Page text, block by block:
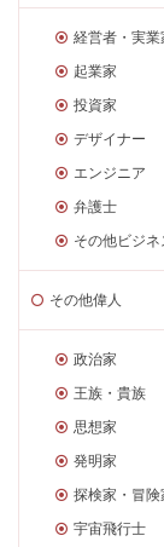
経営者・実業
起業家
投資家
デザイナー
エンジニア
弁護士
その他ビジネ
その他偉人
政治家
王族・貴族
思想家
発明家
探検家・冒険
宇宙飛行士